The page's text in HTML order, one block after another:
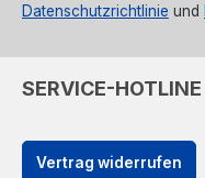
Datenschutzrichtlinie und
SERVICE-HOTLINE
Vertrag widerrufen